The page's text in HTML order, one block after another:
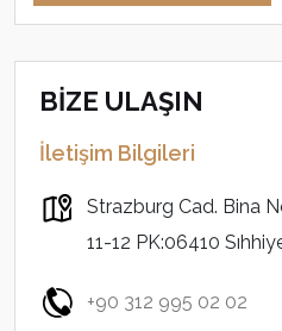
BİZE ULAŞIN
İletişim Bilgileri
Strazburg Cad. Bina
11-12 PK:06410
+90 312 995 02 02